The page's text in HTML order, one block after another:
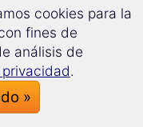
hablar un
obtendrían si
cookies para la
fines de
análisis de
.
»